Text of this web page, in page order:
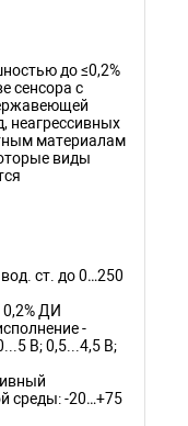
до ≤0,2%
сенсора с
неагрессивных
материалам
виды
ст. до 0…250
ДИ
-
В; 0,5...4,5 В;
среды: -20…+75